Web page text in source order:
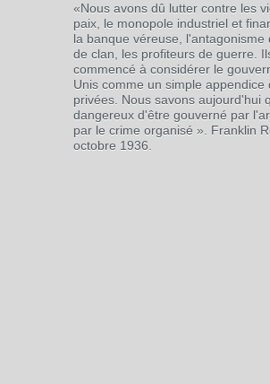
«Nous avons dû lutter contre les
paix, le monopole industriel et
la banque véreuse, l'antagonisme
de clan, les profiteurs de guerre.
commencé à considérer le
Unis comme un simple appendice
privées. Nous savons aujourd'hui
dangereux d'être gouverné par
par le crime organisé ». Franklin
octobre 1936.